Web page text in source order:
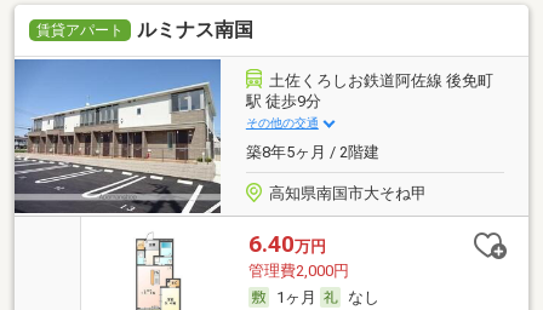
賃貸アパート ルミナス南国
土佐くろしお鉄道阿佐線 後免町
駅 徒歩9分
その他の交通
築8年5ヶ月 / 2階建
高知県南国市大そね甲
6.40万円
管理費2,000円
1ヶ月
なし